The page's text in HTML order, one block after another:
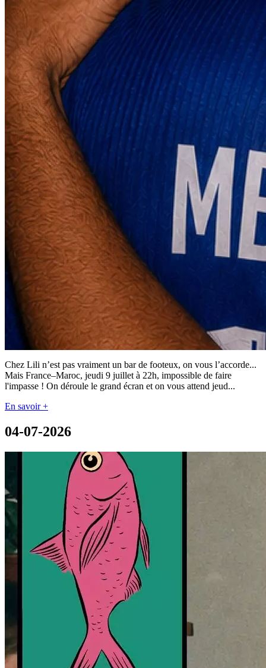
Chez Lili n’est pas vraiment un bar de footeux, on vous l’accorde...
Mais France–Maroc, jeudi 9 juillet à 22h, impossible de faire
l'impasse ! On déroule le grand écran et on vous attend jeud...
En savoir +
04-07-2026